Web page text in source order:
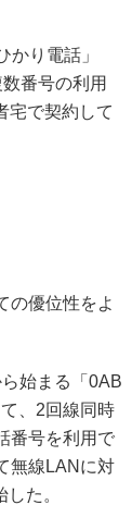
り電話」
番号の利用
宅で契約して
優位性をよ
始まる「0AB
、2回線同時
番号を利用で
無線LANに対
た。